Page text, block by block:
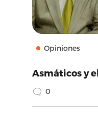
Opiniones
Asmáticos y
0